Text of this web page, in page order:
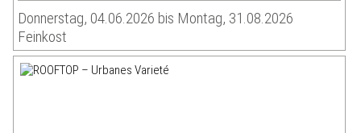
Donnerstag, 04.06.2026 bis Montag, 31.08.2026
Feinkost